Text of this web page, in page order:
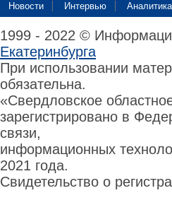
Новости Интервью Аналитика
1999 - 2022 ©
Екатеринбурга
При использовании
обязательна.
«Свердловское
зарегистрировано в
связи,
информационных
2021 года.
Свидетельство о